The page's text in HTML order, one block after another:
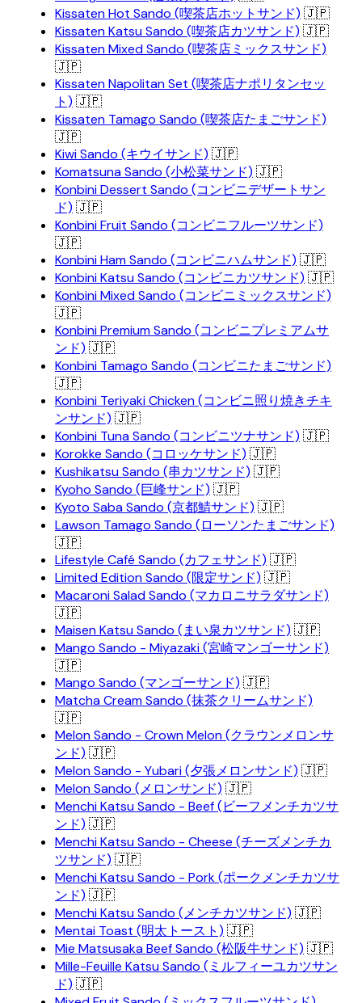
Kissaten Hot Sando (喫茶店ホットサンド) 🇯🇵
Kissaten Katsu Sando (喫茶店カツサンド) 🇯🇵
Kissaten Mixed Sando (喫茶店ミックスサンド)
🇯🇵
Kissaten Napolitan Set (喫茶店ナポリタンセッ
ト) 🇯🇵
Kissaten Tamago Sando (喫茶店たまごサンド)
🇯🇵
Kiwi Sando (キウイサンド) 🇯🇵
Komatsuna Sando (小松菜サンド) 🇯🇵
Konbini Dessert Sando (コンビニデザートサン
ド) 🇯🇵
Konbini Fruit Sando (コンビニフルーツサンド)
🇯🇵
Konbini Ham Sando (コンビニハムサンド) 🇯🇵
Konbini Katsu Sando (コンビニカツサンド) 🇯🇵
Konbini Mixed Sando (コンビニミックスサンド)
🇯🇵
Konbini Premium Sando (コンビニプレミアムサ
ンド) 🇯🇵
Konbini Tamago Sando (コンビニたまごサンド)
🇯🇵
Konbini Teriyaki Chicken (コンビニ照り焼きチキ
ンサンド) 🇯🇵
Konbini Tuna Sando (コンビニツナサンド) 🇯🇵
Korokke Sando (コロッケサンド) 🇯🇵
Kushikatsu Sando (串カツサンド) 🇯🇵
Kyoho Sando (巨峰サンド) 🇯🇵
Kyoto Saba Sando (京都鯖サンド) 🇯🇵
Lawson Tamago Sando (ローソンたまごサンド)
🇯🇵
Lifestyle Café Sando (カフェサンド) 🇯🇵
Limited Edition Sando (限定サンド) 🇯🇵
Macaroni Salad Sando (マカロニサラダサンド)
🇯🇵
Maisen Katsu Sando (まい泉カツサンド) 🇯🇵
Mango Sando - Miyazaki (宮崎マンゴーサンド)
🇯🇵
Mango Sando (マンゴーサンド) 🇯🇵
Matcha Cream Sando (抹茶クリームサンド)
🇯🇵
Melon Sando - Crown Melon (クラウンメロンサ
ンド) 🇯🇵
Melon Sando - Yubari (夕張メロンサンド) 🇯🇵
Melon Sando (メロンサンド) 🇯🇵
Menchi Katsu Sando - Beef (ビーフメンチカツサ
ンド) 🇯🇵
Menchi Katsu Sando - Cheese (チーズメンチカ
ツサンド) 🇯🇵
Menchi Katsu Sando - Pork (ポークメンチカツサ
ンド) 🇯🇵
Menchi Katsu Sando (メンチカツサンド) 🇯🇵
Mentai Toast (明太トースト) 🇯🇵
Mie Matsusaka Beef Sando (松阪牛サンド) 🇯🇵
Mille-Feuille Katsu Sando (ミルフィーユカツサン
ド) 🇯🇵